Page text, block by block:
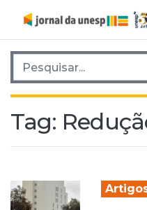
Pesquisar por:
Tag: